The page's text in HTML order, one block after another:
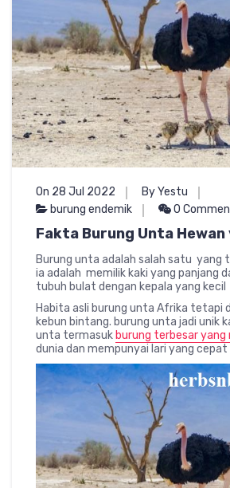
On 28 Jul 2022
By Yestu
burung endemik
0
Fakta Burung Unta Hewan
Burung unta adalah salah satu yang
ia adalah memilik kaki yang panjang
tubuh bulat dengan kepala yang kecil
Habita asli burung unta Afrika tetapi
kebun bintang. burung unta jadi unik
unta termasuk burung terbesar yang
dunia dan mempunyai lari yang cepat